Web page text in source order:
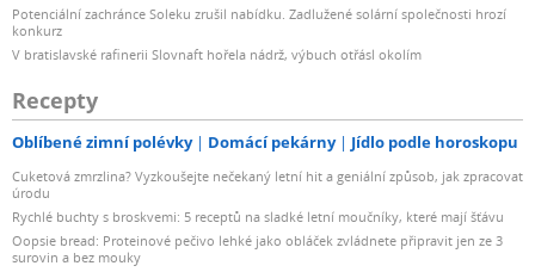
Potenciální zachránce Soleku zrušil nabídku. Zadlužené solární společnosti hrozí
konkurz
V bratislavské rafinerii Slovnaft hořela nádrž, výbuch otřásl okolím
Recepty
Oblíbené zimní polévky Domácí pekárny Jídlo podle horoskopu
Cuketová zmrzlina? Vyzkoušejte nečekaný letní hit a geniální způsob, jak zpracovat
úrodu
Rychlé buchty s broskvemi: 5 receptů na sladké letní moučníky, které mají šťávu
Oopsie bread: Proteinové pečivo lehké jako obláček zvládnete připravit jen ze 3
surovin a bez mouky